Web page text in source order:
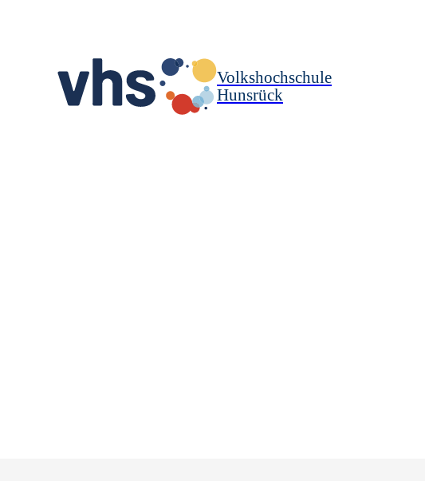
Volkshochschule
Hunsrück